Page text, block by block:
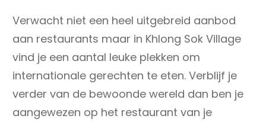
Verwacht niet een heel uitgebreid aanbod
aan restaurants maar in Khlong Sok Village
vind je een aantal leuke plekken om
internationale gerechten te eten. Verblijf je
verder van de bewoonde wereld dan ben je
aangewezen op het restaurant van je